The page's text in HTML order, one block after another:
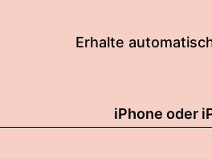
Erhalte
iPhone oder